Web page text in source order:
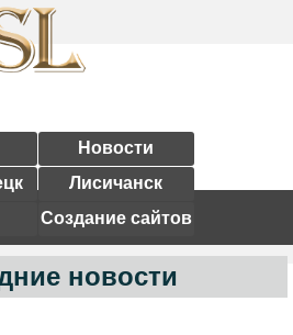
Новости
Лисичанск
Создание сайтов
новости